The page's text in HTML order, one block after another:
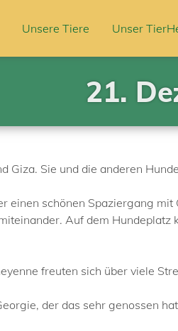
Unsere Tiere Unser
21.
Giza. Sie und die anderen
einen schönen Spaziergang
Auf dem
freuten sich über viele
der das sehr genossen